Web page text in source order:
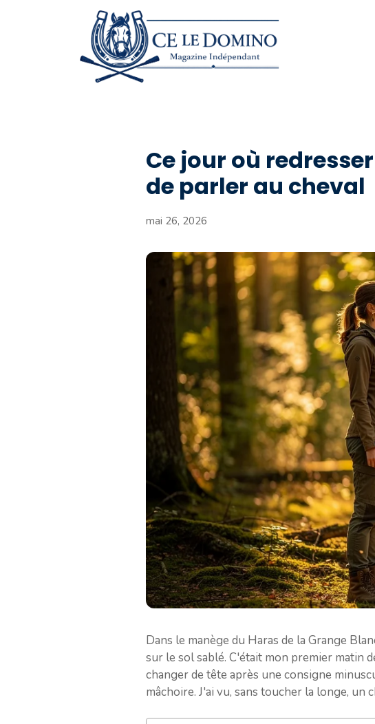
Ce jour où
de parler au cheval
mai 26, 2026
Dans le manège du Haras de la Grange
sur le sol sablé. C'était mon premier matin
changer de tête après une consigne
mâchoire. J'ai vu, sans toucher la longe,